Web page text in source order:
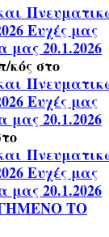
Ευχές μας
20.1.2026
κόςστο
Ευχές μας
20.1.2026
Ευχές μας
20.1.2026
ΤΟ